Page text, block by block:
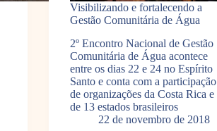
Visibilizando e fortalecendo a
Gestão Comunitária de Água
2º Encontro Nacional de Gestão
Comunitária de Água acontece
entre os dias 22 e 24 no Espírito
Santo e conta com a participação
de organizações da Costa Rica e
de 13 estados brasileiros
22 de novembro de 2018